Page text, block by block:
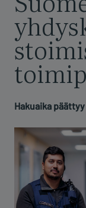
Hakuaika päättyy